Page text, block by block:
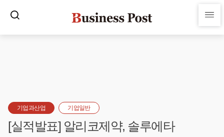
기업과산업 기업일반
[실적발표] 알리코제약, 솔루에타